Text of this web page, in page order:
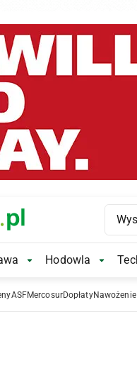
Submenu
Uprawa Submenu
Hodowla
ASFMercosurDopłatyNawożenie